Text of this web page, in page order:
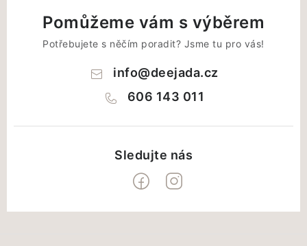
Pomůžeme vám s výběrem
Potřebujete s něčím poradit? Jsme tu pro vás!
info@deejada.cz
606 143 011